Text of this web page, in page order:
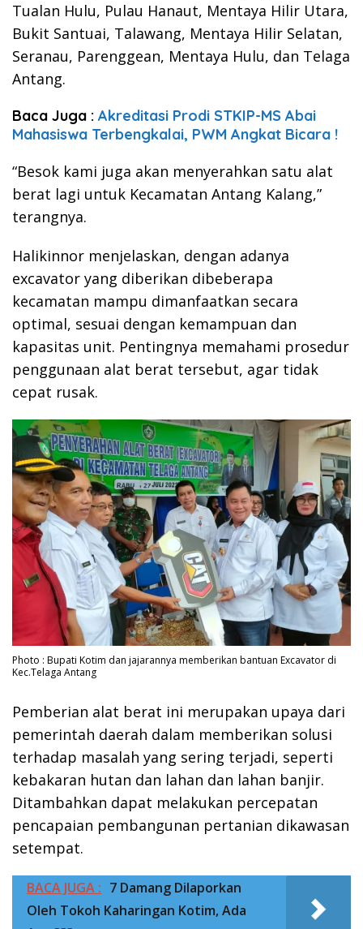
Tualan Hulu, Pulau Hanaut, Mentaya Hilir Utara,
Bukit Santuai, Talawang, Mentaya Hilir Selatan,
Seranau, Parenggean, Mentaya Hulu, dan Telaga
Antang.
Baca Juga : Akreditasi Prodi STKIP-MS Abai
Mahasiswa Terbengkalai, PWM Angkat Bicara !
“Besok kami juga akan menyerahkan satu alat
berat lagi untuk Kecamatan Antang Kalang,”
terangnya.
Halikinnor menjelaskan, dengan adanya
excavator yang diberikan dibeberapa
kecamatan mampu dimanfaatkan secara
optimal, sesuai dengan kemampuan dan
kapasitas unit. Pentingnya memahami prosedur
penggunaan alat berat tersebut, agar tidak
cepat rusak.
Photo : Bupati Kotim dan jajarannya memberikan bantuan Excavator di
Kec.Telaga Antang
Pemberian alat berat ini merupakan upaya dari
pemerintah daerah dalam memberikan solusi
terhadap masalah yang sering terjadi, seperti
kebakaran hutan dan lahan dan lahan banjir.
Ditambahkan dapat melakukan percepatan
pencapaian pembangunan pertanian dikawasan
setempat.
BACA JUGA : 7 Damang Dilaporkan
Oleh Tokoh Kaharingan Kotim, Ada